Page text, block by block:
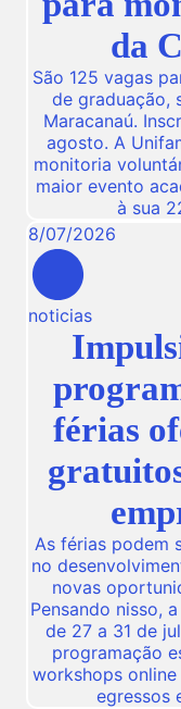
da
São 125 vagas
de graduação,
Maracanaú.
agosto. A
monitoria
maior evento
à sua
8/07/2026
noticias
férias
As férias podem
no
novas
Pensando nisso,
de 27 a 31 de
programação
workshops
egressos